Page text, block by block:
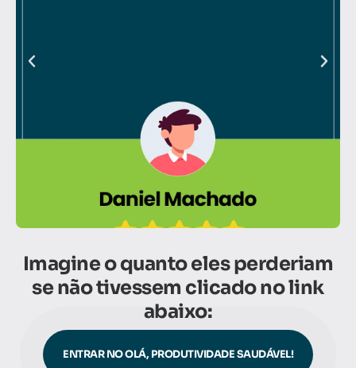
Imagine o quanto eles perderiam
se não tivessem clicado no link
abaixo:
ENTRAR NO OLÁ, PRODUTIVIDADE SAUDÁVEL!